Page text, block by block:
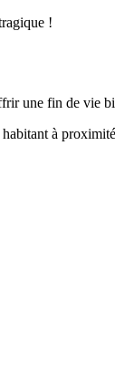
!
une fin de vie
à